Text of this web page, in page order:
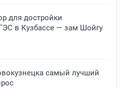
для достройки
в Кузбассе — зам Шойгу
самый лучший